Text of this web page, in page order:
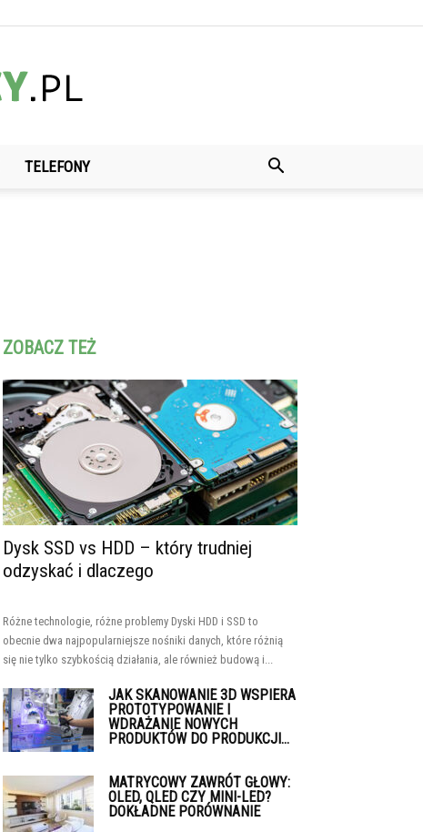
TELEFONY
ZOBACZ TEŻ
Dysk SSD vs HDD – który trudniej
odzyskać i dlaczego
Różne technologie, różne problemy Dyski HDD i SSD to
obecnie dwa najpopularniejsze nośniki danych, które różnią
się nie tylko szybkością działania, ale również budową i...
JAK SKANOWANIE 3D WSPIERA
PROTOTYPOWANIE I
WDRAŻANIE NOWYCH
PRODUKTÓW DO PRODUKCJI...
MATRYCOWY ZAWRÓT GŁOWY:
OLED, QLED CZY MINI-LED?
DOKŁADNE PORÓWNANIE